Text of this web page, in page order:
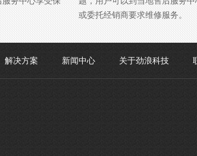
或委托经销商要求维修服务。
解决方案 新闻中心 关于劲浪科技